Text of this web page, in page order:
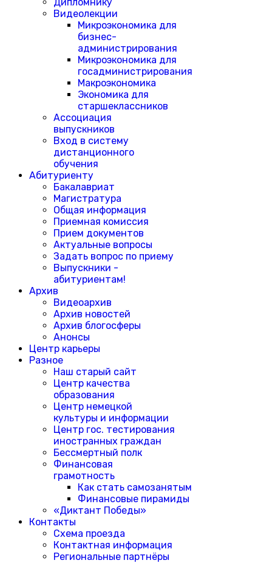
Видеолекции
Микроэкономика для
бизнес-
администрирования
Микроэкономика для
госадминистрирования
Макроэкономика
Экономика для
старшеклассников
Ассоциация
выпускников
Вход в систему
дистанционного
обучения
Абитуриенту
Бакалавриат
Магистратура
Общая информация
Приемная комиссия
Прием документов
Актуальные вопросы
Задать вопрос по приему
Выпускники -
абитуриентам!
Архив
Видеоархив
Архив новостей
Архив блогосферы
Анонсы
Центр карьеры
Разное
Наш старый сайт
Центр качества
образования
Центр немецкой
культуры и информации
Центр гос. тестирования
иностранных граждан
Бессмертный полк
Финансовая
грамотность
Как стать самозанятым
Финансовые пирамиды
«Диктант Победы»
Контакты
Схема проезда
Контактная информация
Региональные партнёры